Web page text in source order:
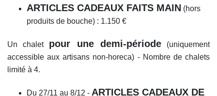
ARTICLES CADEAUX FAITS MAIN (hors
produits de bouche) : 1.150 €
Un chalet pour une demi-période(uniquement
accessible aux artisans non-horeca) - Nombre de chalets
limité à 4.
Du 27/11 au 8/12 - ARTICLES CADEAUX DE